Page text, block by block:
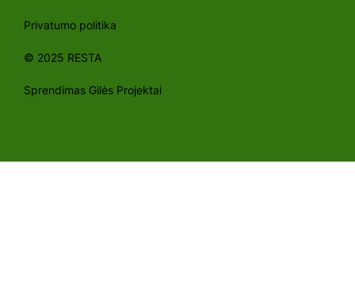
Privatumo politika
© 2025 RESTA
Sprendimas Gilės Projektai